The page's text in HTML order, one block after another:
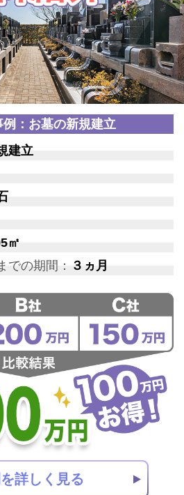
：お墓の新規建立
建立
㎡
での期間： ３ヵ月
詳しく見る